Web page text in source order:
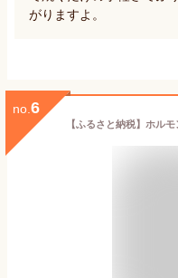
がりますよ。
no. 6